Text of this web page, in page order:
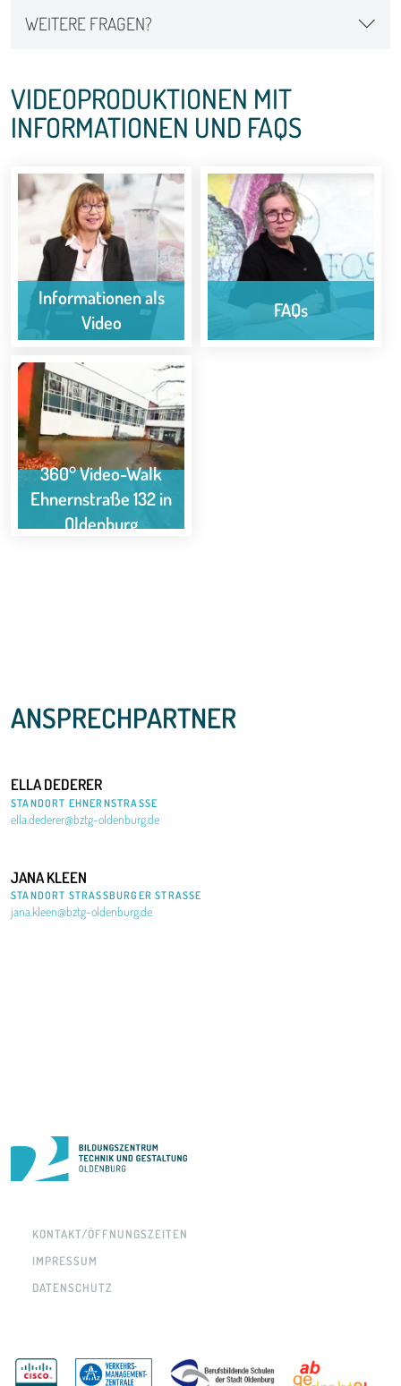
WEITERE FRAGEN?
VIDEOPRODUKTIONEN MIT
INFORMATIONEN UND FAQS
Informationen als
Video
FAQs
360° Video-Walk
Ehnernstraße 132 in
Oldenburg
ANSPRECHPARTNER
ELLADEDERER
STANDORT EHNERNSTRASSE
ella.dederer@bztg-oldenburg.de
JANAKLEEN
STANDORT STRASSBURGER STRASSE
jana.kleen@bztg-oldenburg.de
KONTAKT/ÖFFNUNGSZEITEN
IMPRESSUM
DATENSCHUTZ